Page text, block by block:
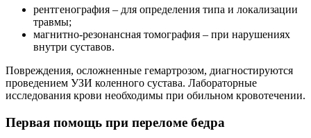
рентгенография – для определения типа и локализации
травмы;
магнитно-резонансная томография – при нарушениях
внутри суставов.
Повреждения, осложненные гемартрозом, диагностируются
проведением УЗИ коленного сустава. Лабораторные
исследования крови необходимы при обильном кровотечении.
Первая помощь при переломе бедра